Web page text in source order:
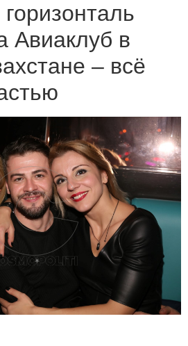
Авиаклуб в
– всё